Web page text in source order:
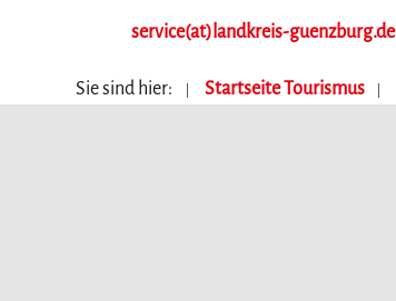
service(at)landkreis-guenzburg.de
Sie sind hier: Startseite Tourismus